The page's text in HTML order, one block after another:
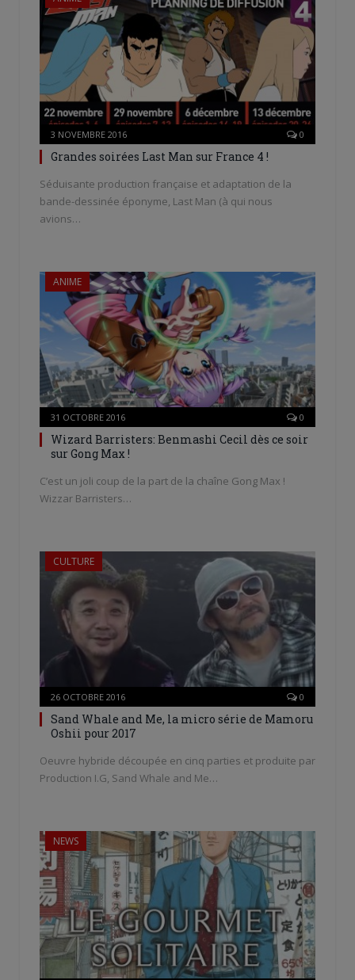
3 NOVEMBRE 2016 0
Grandes soirées Last Man sur France 4 !
Séduisante production française et adaptation de la
bande-dessinée éponyme, Last Man (à qui nous
avions…
ANIME
31 OCTOBRE 2016 0
Wizard Barristers: Benmashi Cecil dès ce soir
sur Gong Max !
C’est un joli coup de la part de la chaîne Gong Max !
Wizzar Barristers…
CULTURE
26 OCTOBRE 2016 0
Sand Whale and Me, la micro série de Mamoru
Oshii pour 2017
Oeuvre hybride découpée en cinq parties et produite par
Production I.G, Sand Whale and Me…
NEWS